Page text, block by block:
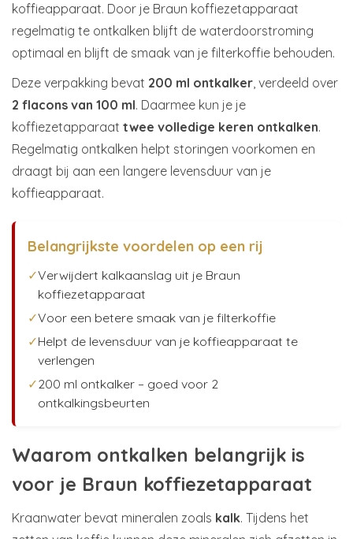
koffieapparaat. Door je Braun koffiezetapparaat
regelmatig te ontkalken blijft de waterdoorstroming
optimaal en blijft de smaak van je filterkoffie behouden.
Deze verpakking bevat 200 ml ontkalker, verdeeld over
2 flacons van 100 ml. Daarmee kun je je
koffiezetapparaat twee volledige keren ontkalken.
Regelmatig ontkalken helpt storingen voorkomen en
draagt bij aan een langere levensduur van je
koffieapparaat.
Belangrijkste voordelen op een rij
✓Verwijdert kalkaanslag uit je Braun
koffiezetapparaat
✓Voor een betere smaak van je filterkoffie
✓Helpt de levensduur van je koffieapparaat te
verlengen
✓200 ml ontkalker – goed voor 2
ontkalkingsbeurten
Waarom ontkalken belangrijk is
voor je Braun koffiezetapparaat
Kraanwater bevat mineralen zoals kalk. Tijdens het